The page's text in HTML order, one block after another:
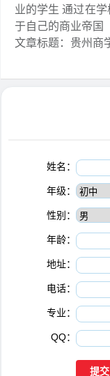
业的学生 通过在
于自己的商业帝国
文章标题：贵州商
姓名：
年级：
性别：
年龄：
地址：
电话：
专业：
QQ：